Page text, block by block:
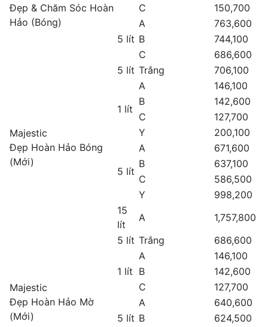
Đẹp & Chăm Sóc Hoàn
Hảo (Bóng)
C
150,700
5 lít
A
763,600
B
744,100
C
686,600
Majestic
Đẹp Hoàn Hảo Bóng
(Mới)
5 lít Trắng 706,100
1 lít
A
146,100
B
142,600
C
127,700
Y
200,100
5 lít
A
671,600
B
637,100
C
586,500
Y
998,200
15
lít
A 1,757,800
Majestic
Đẹp Hoàn Hảo Mờ
(Mới)
5 lít Trắng 686,600
1 lít
A
146,100
B
142,600
C
127,700
5 lít
A
640,600
B
624,500